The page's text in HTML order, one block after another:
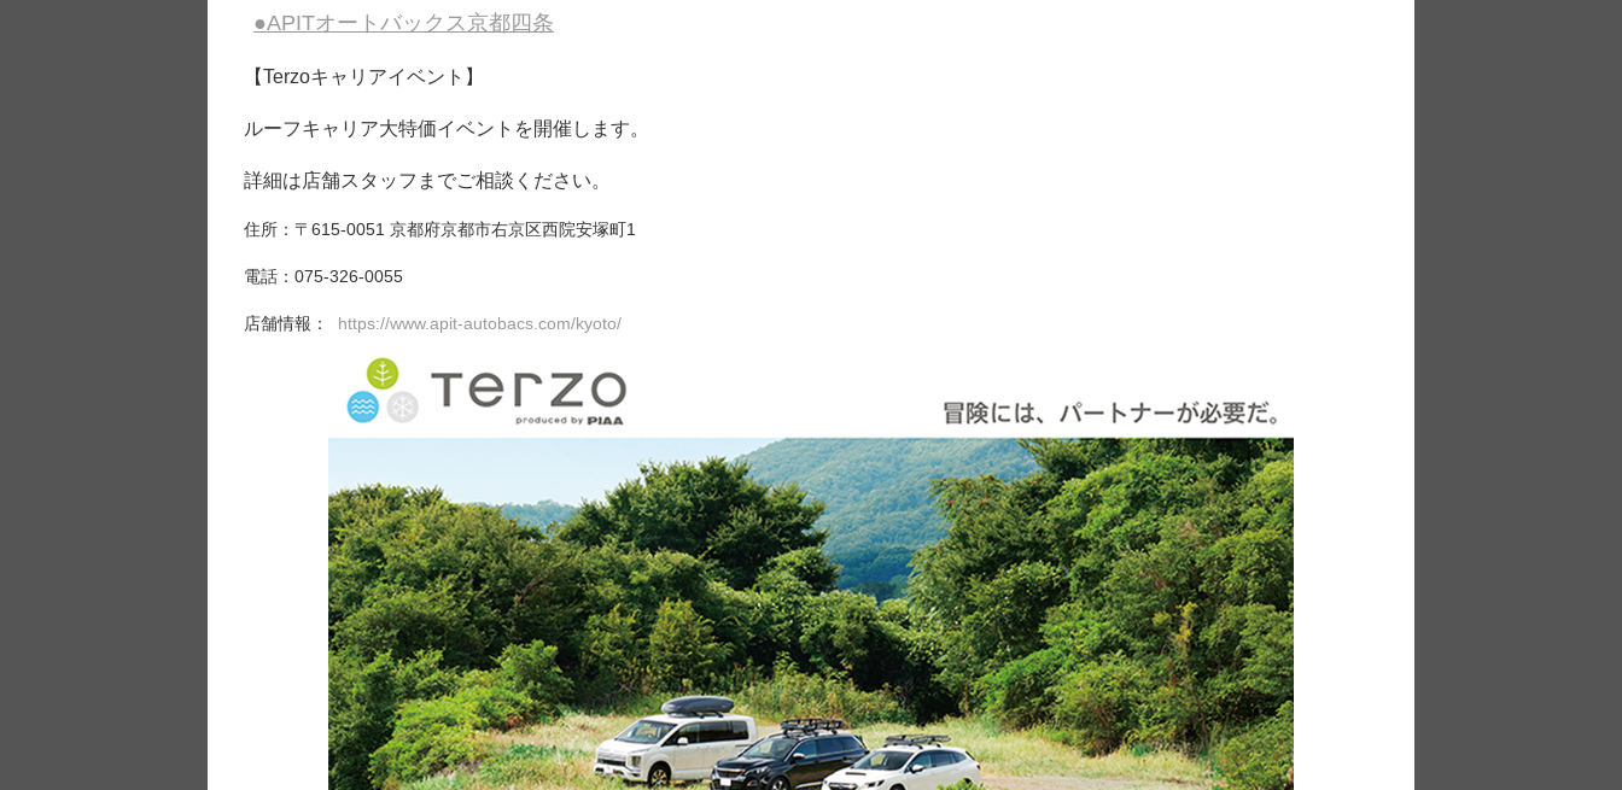
●APITオートバックス京都四条
【Terzoキャリアイベント】
ルーフキャリア大特価イベントを開催します。
詳細は店舗スタッフまでご相談ください。
住所：〒615-0051 京都府京都市右京区西院安塚町1
電話：075-326-0055
店舗情報： https://www.apit-autobacs.com/kyoto/